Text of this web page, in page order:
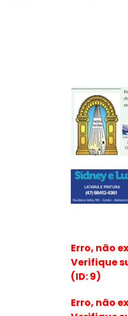
Erro, não
Verifique
(ID: 9)
Erro, não